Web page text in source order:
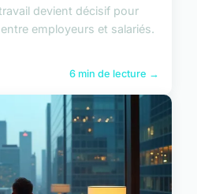
devient décisif pour
employeurs et salariés.
6 min de lecture →